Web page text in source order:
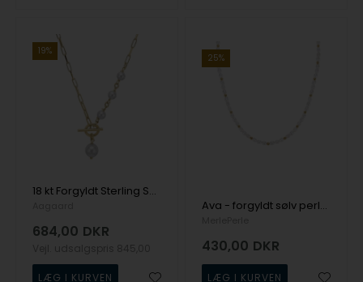
19%
18 kt Forgyldt Sterling Sølv Halskæde med Perler fra Aagaard
684,00 DKR
25%
Ava - forgyldt sølv perlehalskæde fra MerlePerle
430,00 DKR